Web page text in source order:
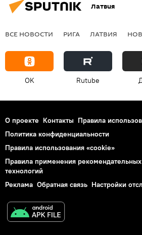
Латвия
ВСЕ НОВОСТИ РИГА ЛАТВИЯ
OK Rutube
О проекте Контакты Правила
Политика конфиденциальности
Правила использования «cookie»
Правила применения рекомендательных
технологий
Реклама Обратная связь Настройки